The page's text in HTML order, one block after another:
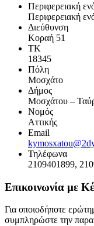
Περιφερειακή
Περιφερειακή
Διεύθυνση
Κοραή 51
ΤΚ
18345
Πόλη
Μοσχάτο
Δήμος
Μοσχάτου –
Νομός
Αττικής
Email
Τηλέφωνα
2109401899,
Επικοινωνία με
Για οποιοδήποτε
συμπληρώστε την